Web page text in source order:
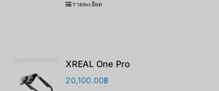
รายละเอียด
XREAL One Pro
20,100.00฿